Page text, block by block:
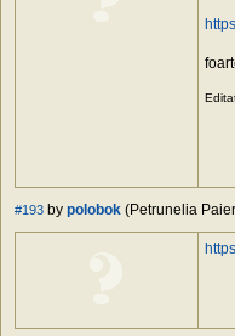
#193 by polobok (Petrunelia